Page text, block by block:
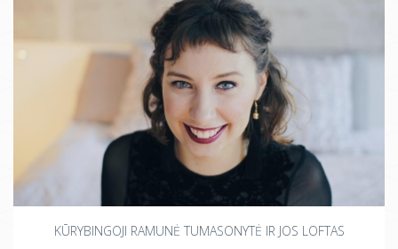
KŪRYBINGOJI RAMUNĖ TUMASONYTĖ IR JOS LOFTAS